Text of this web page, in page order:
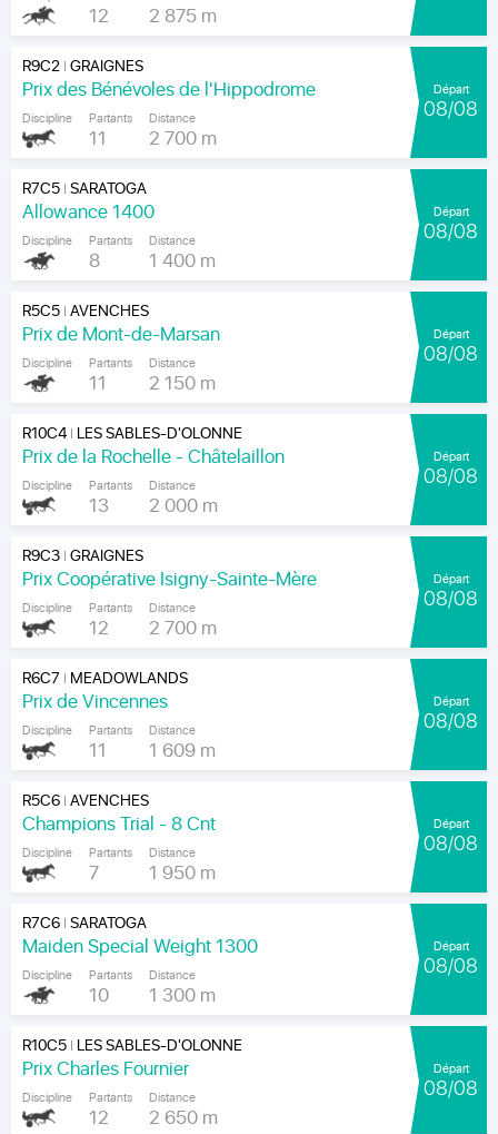
12 2 875 m
R9C2|GRAIGNES
Prix des Bénévoles de l'Hippodrome
Discipline Partants
11
Distance
2 700 m
Départ
08/08
R7C5|SARATOGA
Allowance 1400
Discipline Partants
8
Distance
1 400 m
Départ
08/08
R5C5|AVENCHES
Prix de Mont-de-Marsan
Discipline Partants
11
Distance
2 150 m
Départ
08/08
R10C4| LES SABLES-D'OLONNE
Prix de la Rochelle - Châtelaillon
Discipline Partants
13
Distance
2 000 m
Départ
08/08
R9C3|GRAIGNES
Prix Coopérative Isigny-Sainte-Mère
Discipline Partants
12
Distance
2 700 m
Départ
08/08
R6C7 | MEADOWLANDS
Prix de Vincennes
Discipline Partants
11
Distance
1 609 m
Départ
08/08
R5C6|AVENCHES
Champions Trial - 8 Cnt
Discipline Partants
7
Distance
1 950 m
Départ
08/08
R7C6|SARATOGA
Maiden Special Weight 1300
Discipline Partants
10
Distance
1 300 m
Départ
08/08
R10C5| LES SABLES-D'OLONNE
Prix Charles Fournier
Discipline Partants
12
Distance
2 650 m
Départ
08/08